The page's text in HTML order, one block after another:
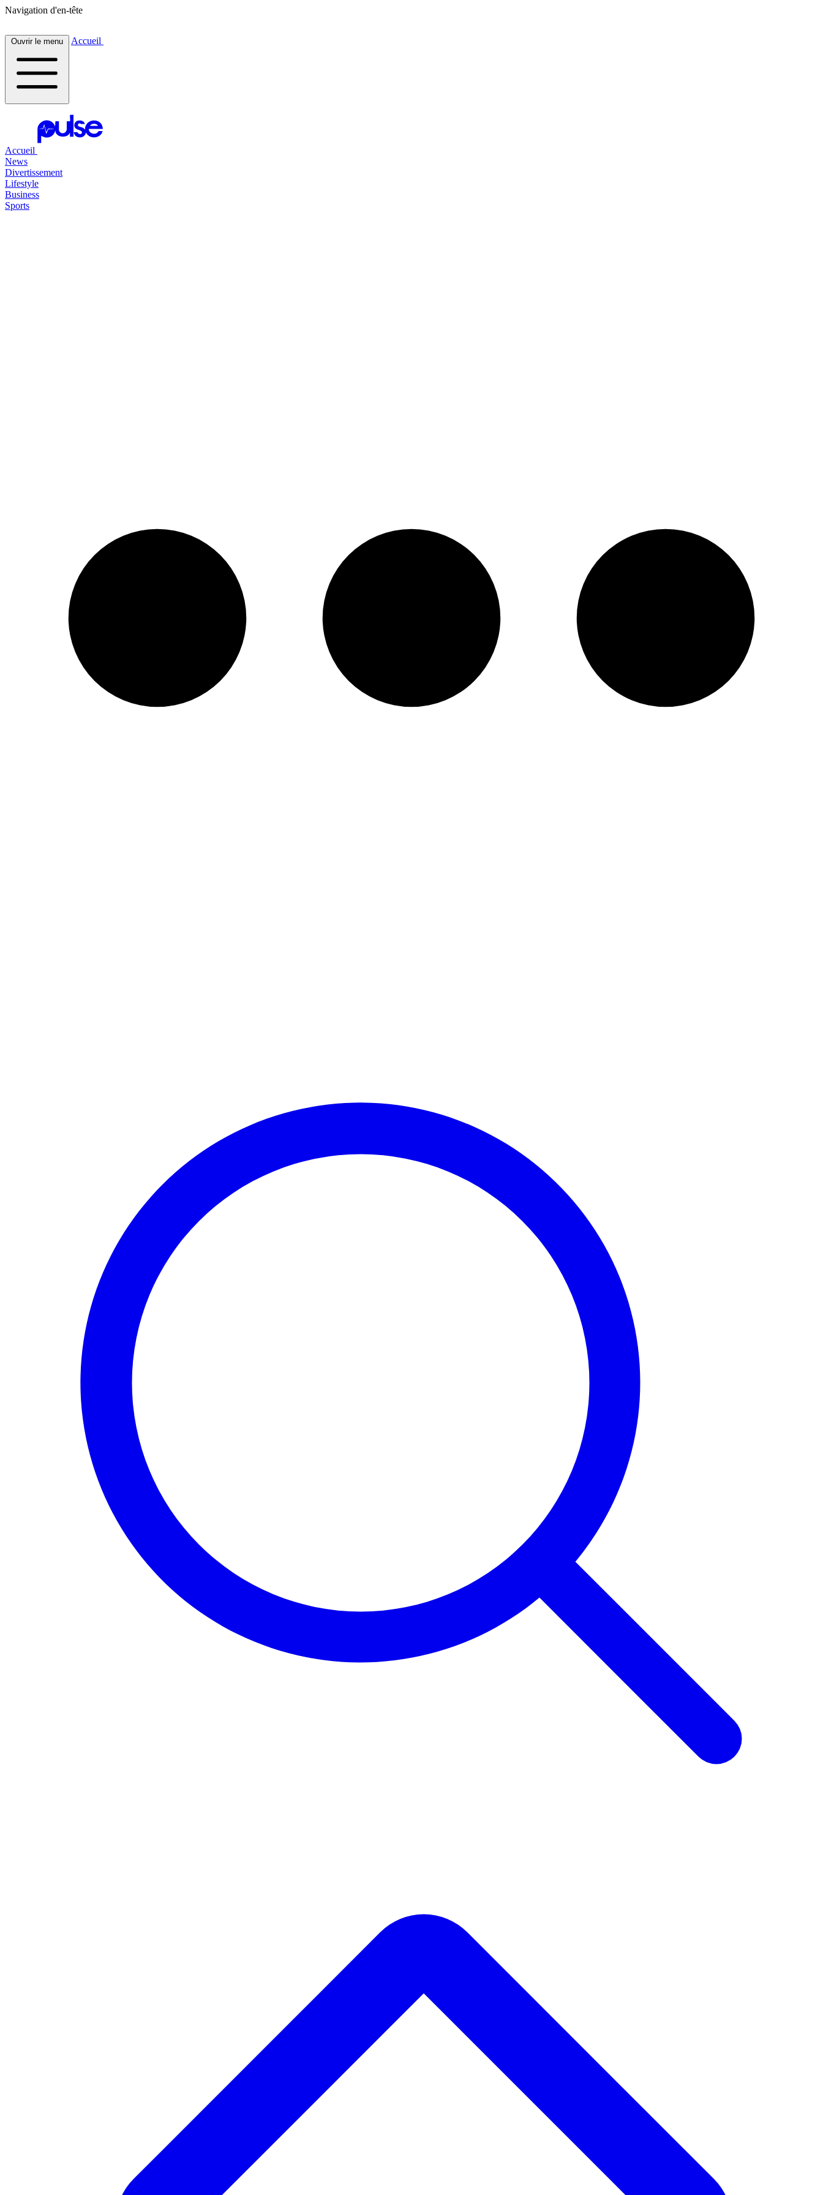
Navigation d'en-tête
Ouvrir le menu Accueil
Accueil
News
Divertissement
Lifestyle
Business
Sports